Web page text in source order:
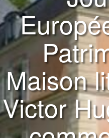
Maison
Victor